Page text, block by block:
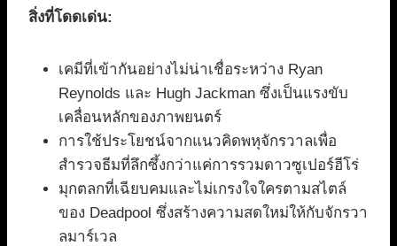
สิ่งที่โดดเด่น:
เคมีที่เข้ากันอย่างไม่น่าเชื่อระหว่าง Ryan
Reynolds และ Hugh Jackman ซึ่งเป็นแรงขับ
เคลื่อนหลักของภาพยนตร์
การใช้ประโยชน์จากแนวคิดพหุจักรวาลเพื่อ
สำรวจธีมที่ลึกซึ้งกว่าแค่การรวมดาวซูเปอร์ฮีโร่
มุกตลกที่เฉียบคมและไม่เกรงใจใครตามสไตล์
ของ Deadpool ซึ่งสร้างความสดใหม่ให้กับจักรวา
ลมาร์เวล